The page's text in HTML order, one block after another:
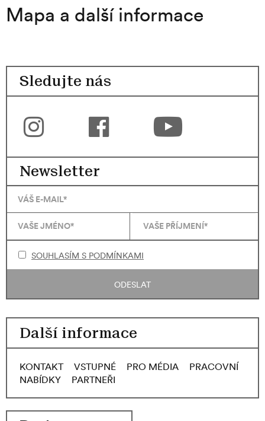
Mapa a další informace
Sledujte nás
Newsletter
SOUHLASÍM S PODMÍNKAMI
ODESLAT
Další informace
KONTAKT VSTUPNÉ PRO MÉDIA
PRACOVNÍ
NABÍDKY
PARTNEŘI